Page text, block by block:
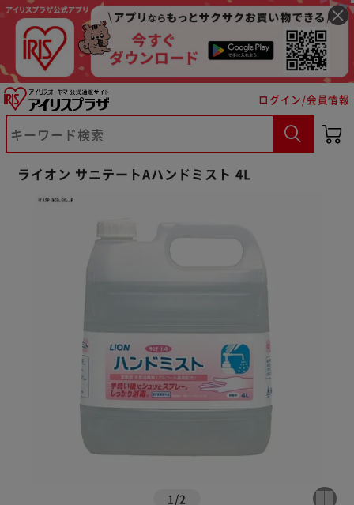
ログイン/会員情報
ライオン サニテートAハンドミスト 4L
1 /2
※ご確認ください